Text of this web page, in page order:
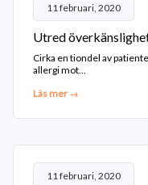
11 februari, 2020
Utred
Cirka en tiondel av
allergi mot...
Läs mer →
11 februari, 2020